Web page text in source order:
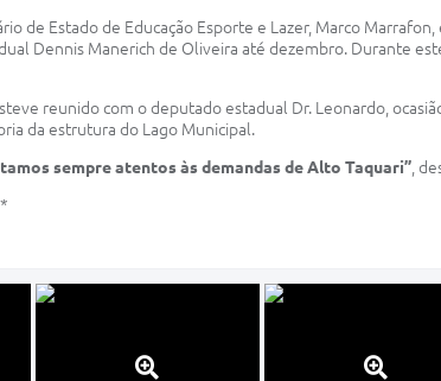
de Estado de Educação Esporte e Lazer, Marco
Dennis Manerich de Oliveira até dezembro. Durante
reunido com o deputado estadual Dr. Leonardo,
da estrutura do Lago Municipal.
sempre atentos às demandas de Alto Taquari” ,